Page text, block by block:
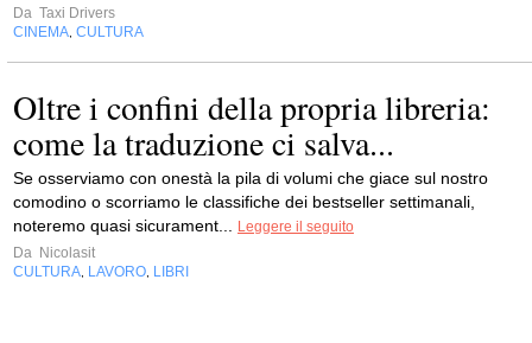
Da Taxi Drivers
CINEMA, CULTURA
Oltre i confini della propria libreria:
come la traduzione ci salva...
Se osserviamo con onestà la pila di volumi che giace sul nostro
comodino o scorriamo le classifiche dei bestseller settimanali,
noteremo quasi sicurament... Leggere il seguito
Da Nicolasit
CULTURA, LAVORO, LIBRI